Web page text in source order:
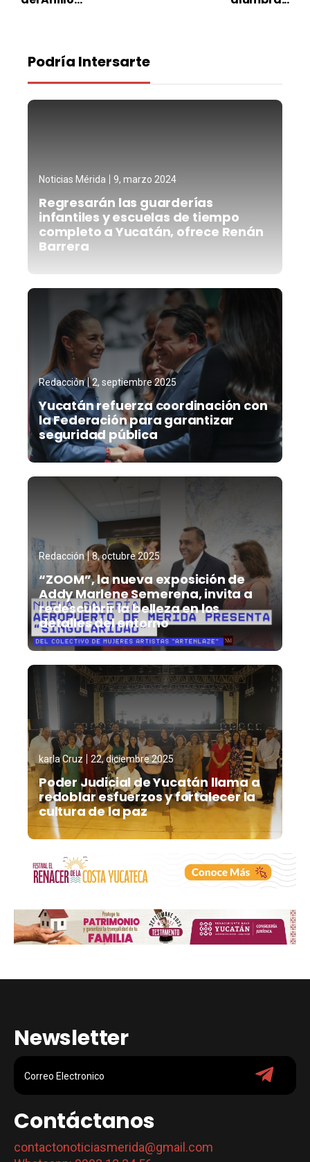
Podría Intersarte
Noticias Mérida 9, marzo 2024
Regresarán las guarderías
infantiles y escuelas de tiempo
completo a Yucatán, ofrece Renán
Barrera
Redacción 2, septiembre 2025
Yucatán refuerza coordinación con
la Federación para garantizar
seguridad pública
Redacción 8, octubre 2025
“ZOOM”, la nueva exposición de
Addy Marlene Semerena, invita a
redescubrir la belleza en los
detalles del entorno
karla Cruz 22, diciembre 2025
Poder Judicial de Yucatán llama a
redoblar esfuerzos y fortalecer la
cultura de la paz
Newsletter
Contáctanos
contactonoticiasmerida@gmail.com